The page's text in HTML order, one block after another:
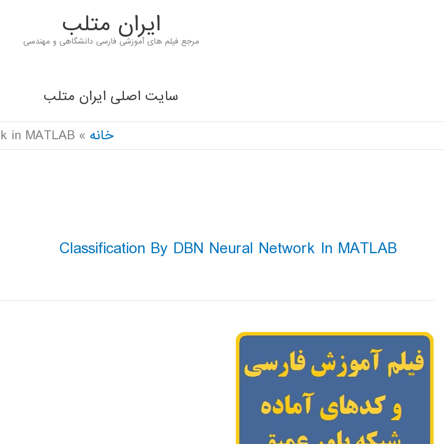
ايران متلب
مرجع فیلم های آموزشی فارسی دانشگاهی و مهندسی
سایت اصلی ایران متلب
خانه
in MATLAB
Classification By DBN Neural Network In MATLAB